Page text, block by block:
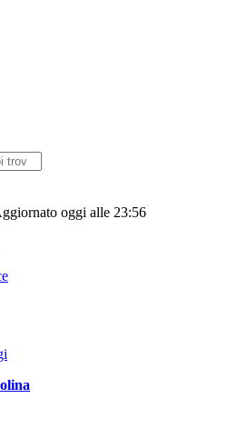
oggi alle 23:56